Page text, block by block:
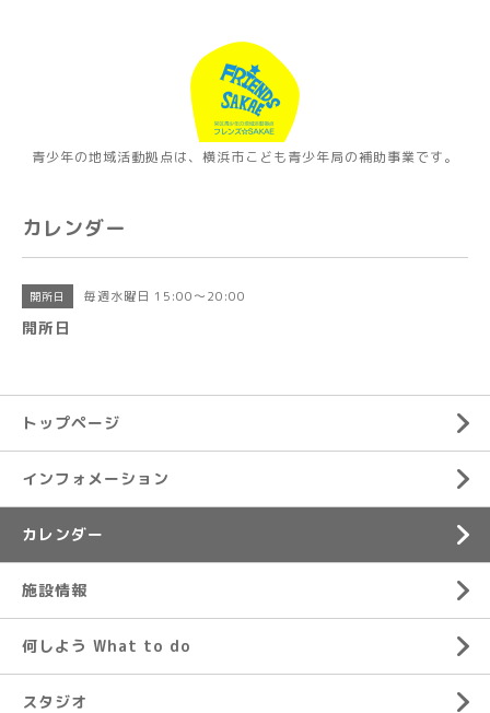
青少年の地域活動拠点は、横浜市こども青少年局の補助事業です。
カレンダー
開所日 毎週水曜日 15:00～20:00
開所日
トップページ
インフォメーション
カレンダー
施設情報
何しよう What to do
スタジオ